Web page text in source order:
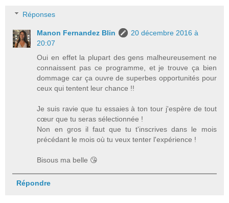
Réponses
Manon Fernandez Blin
20 décembre 2016 à
20:07
Oui en effet la plupart des gens malheureusement ne
connaissent pas ce programme, et je trouve ça bien
dommage car ça ouvre de superbes opportunités pour
ceux qui tentent leur chance !!
Je suis ravie que tu essaies à ton tour j'espère de tout
cœur que tu seras sélectionnée !
Non en gros il faut que tu t'inscrives dans le mois
précédant le mois où tu veux tenter l'expérience !
Bisous ma belle 😘
Répondre